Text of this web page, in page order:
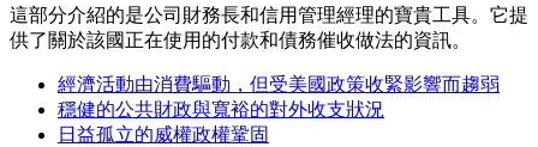
這部分介紹的是公司財務長和信用管理經理的寶貴工具。它提
供了關於該國正在使用的付款和債務催收做法的資訊。
經濟活動由消費驅動，但受美國政策收緊影響而趨弱
穩健的公共財政與寬裕的對外收支狀況
日益孤立的威權政權鞏固